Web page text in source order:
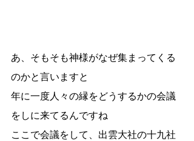
あ、そもそも神様がなぜ集まってくる
のかと言いますと
年に一度人々の縁をどうするかの会議
をしに来てるんですね
ここで会議をして、出雲大社の十九社